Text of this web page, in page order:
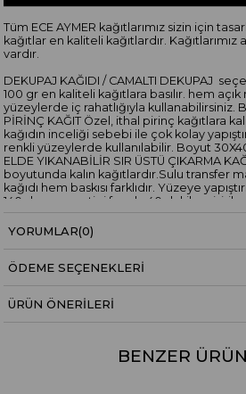
Tüm ECE AYMER kağıtlarımız sizin için
kağıtlar en kaliteli kağıtlardır. Kağıtlarımız
vardır.
DEKUPAJ KAĞIDI / CAMALTI DEKUPAJ
100 gr en kaliteli kağıtlara basılır. hem
yüzeylerde iç rahatlığıyla kullanabilirsiniz.
PİRİNÇ KAĞIT Özel, ithal pirinç kağıtlara
kağıdın inceliği sebebi ile çok kolay
renkli yüzeylerde kullanılabilir. Boyut
ELDE YIKANABİLİR SIR ÜSTÜ ÇIKARMA
boyutunda kalın kağıtlardır.Sulu transfer
kağıdı hem baskısı farklıdır. Yüzeye
140 derece ev tipi fırında 40 dakika
sabitlenir.Elde yıkamaya elverişli hale
YORUMLAR(0)
ÖDEME SEÇENEKLERI
ÜRÜN ÖNERILERI
BENZER